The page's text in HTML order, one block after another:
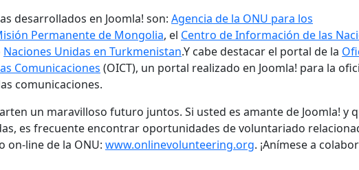
desarrollados en Joomla! son: Agencia de la ONU para los
Permanente de Mongolia, el Centro de Información de las
Naciones Unidas en Turkmenistan.Y cabe destacar el portal de la
Comunicaciones (OICT), un portal realizado en Joomla! para la
comunicaciones.
un maravilloso futuro juntos. Si usted es amante de Joomla! y
es frecuente encontrar oportunidades de voluntariado
on-line de la ONU: www.onlinevolunteering.org. ¡Anímese a